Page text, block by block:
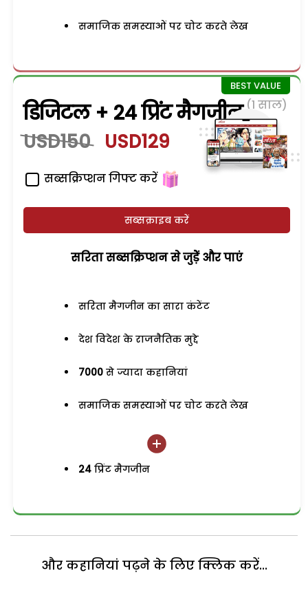
समाजिक समस्याओं पर चोट करते लेख
डिजिटल + 24 प्रिंट मैगजीन (1 साल)
USD150 USD129
सब्सक्रिप्शन गिफ्ट करें
सब्सक्राइब करें
सरिता सब्सक्रिप्शन से जुड़ेें और पाएं
सरिता मैगजीन का सारा कंटेंट
देश विदेश के राजनैतिक मुद्दे
7000 से ज्यादा कहानियां
समाजिक समस्याओं पर चोट करते लेख
24 प्रिंट मैगजीन
और कहानियां पढ़ने के लिए क्लिक करें...